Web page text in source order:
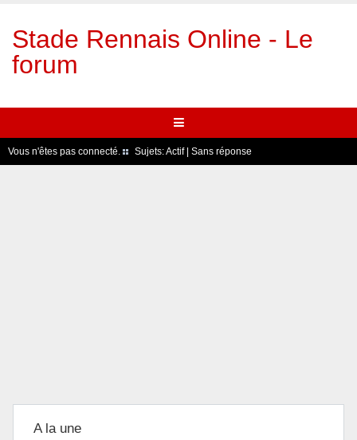
Stade Rennais Online - Le
forum
Vous n'êtes pas connecté. Sujets:Actif| Sans réponse
A la une